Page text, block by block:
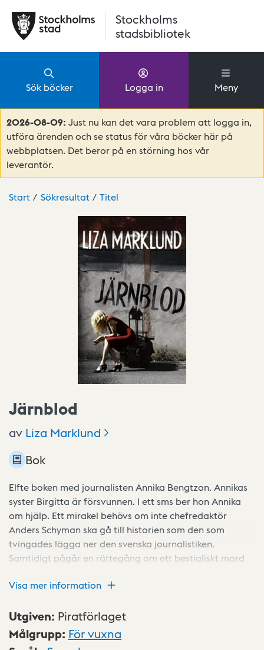
Stockholms
stadsbibliotek
Sök böcker Logga in Meny
2026-08-09: Just nu kan det vara problem att logga in,
utföra ärenden och se status för våra böcker här på
webbplatsen. Det beror på en störning hos vår
leverantör.
Start Sökresultat Titel
Järnblod
av Liza Marklund
Bok
Elfte boken med journalisten Annika Bengtzon. Annikas
syster Birgitta är försvunnen. I ett sms ber hon Annika
om hjälp. Ett mirakel behövs om inte chefredaktör
Anders Schyman ska gå till historien som den som
tvingades lägga ner den svenska journalistiken.
Samtidigt pågår en rättegång om ett bestialiskt mord
Visa mer information
Utgiven: Piratförlaget
Målgrupp: För vuxna